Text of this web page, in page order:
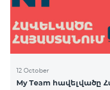
12 October
My Team հավելվածը